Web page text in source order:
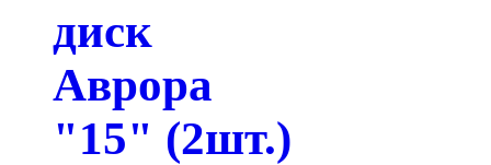
диск
Аврора
"15" (2шт.)